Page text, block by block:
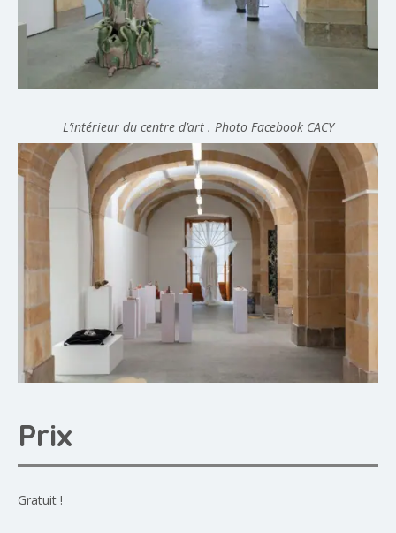
L’intérieur du centre d’art . Photo Facebook CACY
Prix
Gratuit !